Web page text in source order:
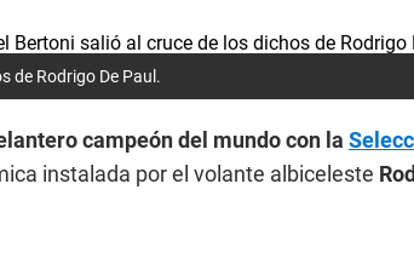
de Rodrigo De Paul.
campeón del mundo con la
instalada por el volante albiceleste